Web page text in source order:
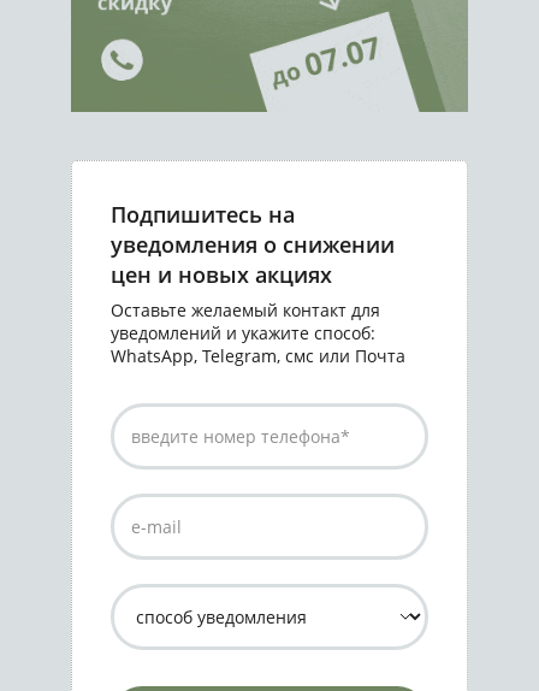
Подпишитесь на
уведомления о снижении
цен и новых акциях
Оставьте желаемый контакт для
уведомлений и укажите способ:
WhatsApp, Telegram, смс или Почта